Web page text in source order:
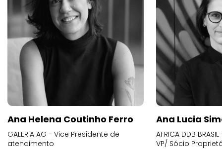
Ana Helena Coutinho Ferro
GALERIA AG - Vice Presidente de
atendimento
Ana Lucia
AFRICA DDB
VP/ Sócio